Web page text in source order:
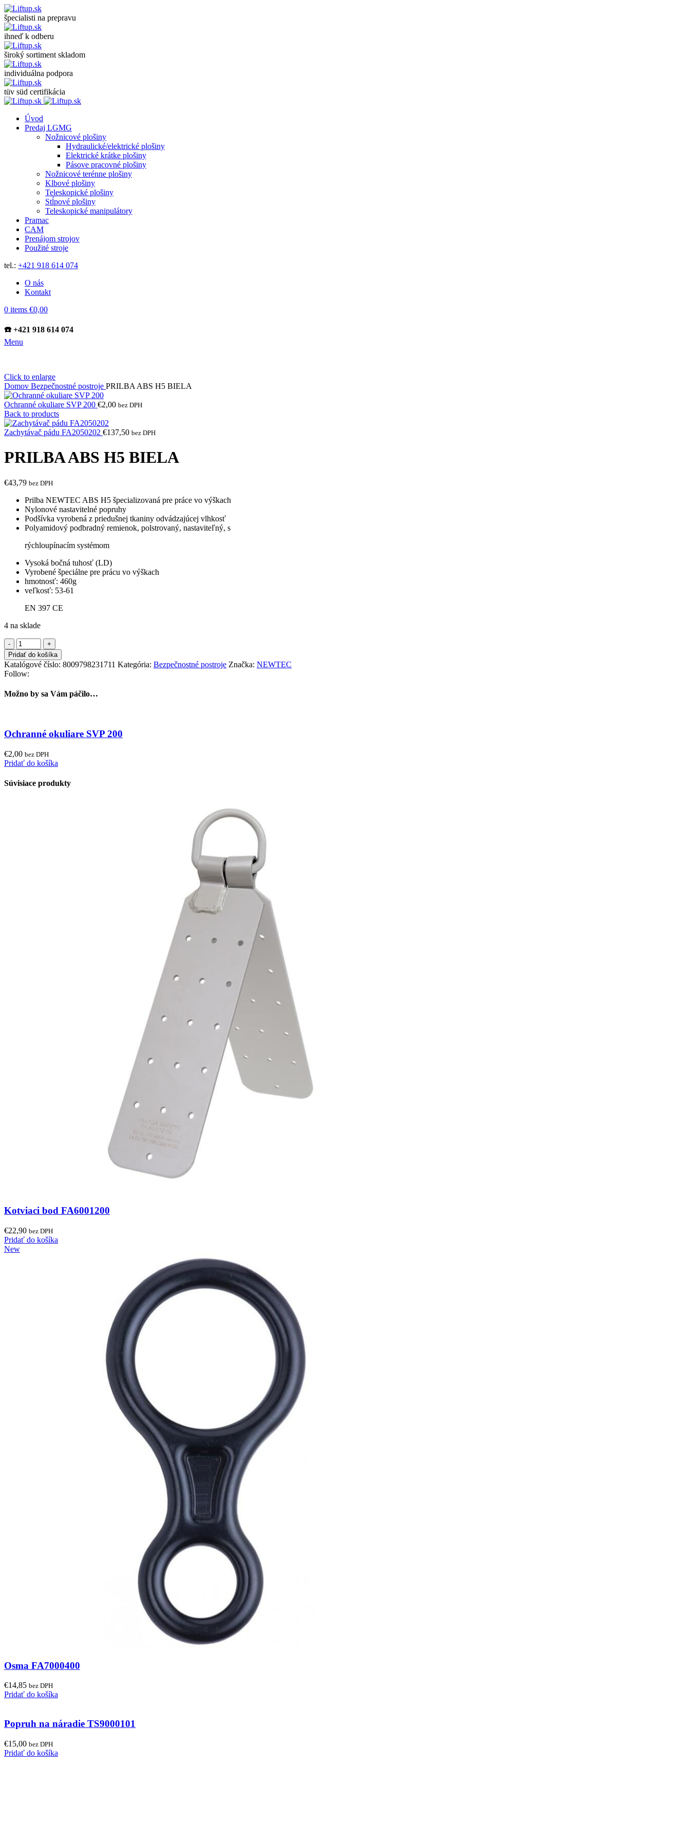
špecialisti na prepravu
ihneď k odberu
široký sortiment skladom
individuálna podpora
tüv süd certifikácia
Úvod
Predaj LGMG
Nožnicové plošiny
Hydraulické/elektrické plošiny
Elektrické krátke plošiny
Pásove pracovné plošiny
Nožnicové terénne plošiny
Klbové plošiny
Teleskopické plošiny
Stĺpové plošiny
Teleskopické manipulátory
Pramac
CAM
Prenájom strojov
Použité stroje
tel.: +421 918 614 074
O nás
Kontakt
0 items €0,00
☎️ +421 918 614 074
Menu
Click to enlarge
Domov Bezpečnostné postroje PRILBA ABS H5 BIELA
Ochranné okuliare SVP 200 €2,00 bez DPH
Back to products
Zachytávač pádu FA2050202 €137,50 bez DPH
PRILBA ABS H5 BIELA
€43,79 bez DPH
Prilba NEWTEC ABS H5 špecializovaná pre práce vo výškach
Nylonové nastavitelné popruhy
Podšívka vyrobená z priedušnej tkaniny odvádzajúcej vlhkosť
Polyamidový podbradný remienok, polstrovaný, nastaviteľný, s
rýchloupínacím systémom
Vysoká bočná tuhosť (LD)
Vyrobené špeciálne pre prácu vo výškach
hmotnosť: 460g
veľkosť: 53-61
EN 397 CE
4 na sklade
množstvo
PRILBA
ABS
H5
BIELA
Pridať do košíka
Katalógové číslo: 8009798231711 Kategória: Bezpečnostné postroje Značka: NEWTEC
Follow:
Možno by sa Vám páčilo…
Ochranné okuliare SVP 200
€2,00 bez DPH
Pridať do košíka
Súvisiace produkty
Kotviaci bod FA6001200
€22,90 bez DPH
Pridať do košíka
New
Osma FA7000400
€14,85 bez DPH
Pridať do košíka
Popruh na náradie TS9000101
€15,00 bez DPH
Pridať do košíka